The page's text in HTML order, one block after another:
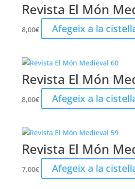
Revista El Món
8,00€ Afegeix a la
Revista El Món
8,00€ Afegeix a la
Revista El Món
7,00€ Afegeix a la